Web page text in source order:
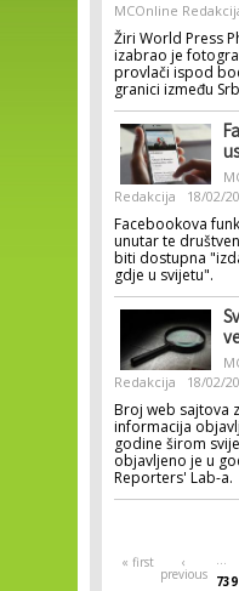
MCOnline
Žiri World Press
izabrao je
provlači ispod
granici između
Redakcija
18/02/
Facebookova
unutar te
biti dostupna
gdje u svijetu".
Redakcija
18/02/
Broj web sajtova
informacija
godine širom
objavljeno je u
Reporters' Lab-a.
Pages
« first ‹
previous
…
739